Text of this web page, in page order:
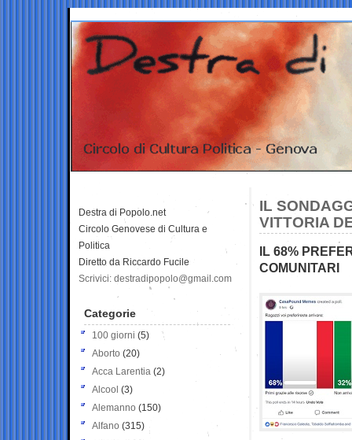
IL
VITTORIA
IL 68%
COMUNITARI
Destra di Popolo.net
Circolo Genovese di Cultura e
Politica
Diretto da Riccardo Fucile
Scrivici: destradipopolo@gmail.com
Categorie
100 giorni (5)
Aborto (20)
Acca Larentia (2)
Alcool (3)
Alemanno (150)
Alfano (315)